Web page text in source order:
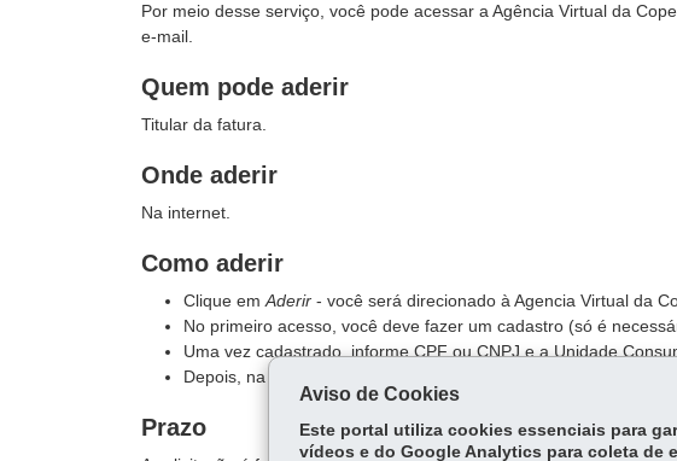
Por meio desse serviço, você pode acessar a Agência Virtual da
e-mail.
Quem pode aderir
Titular da fatura.
Onde aderir
Na internet.
Como aderir
Clique em Aderir - você será direcionado à Agencia Virtual da
No primeiro acesso, você deve fazer um cadastro (só é
Uma vez cadastrado, informe CPF ou CNPJ e a Unidade
Depois, na página inicial, escolha
Prazo
Aviso de Cookies
Este portal utiliza cookies essenciais para
vídeos e do Google Analytics para coleta de